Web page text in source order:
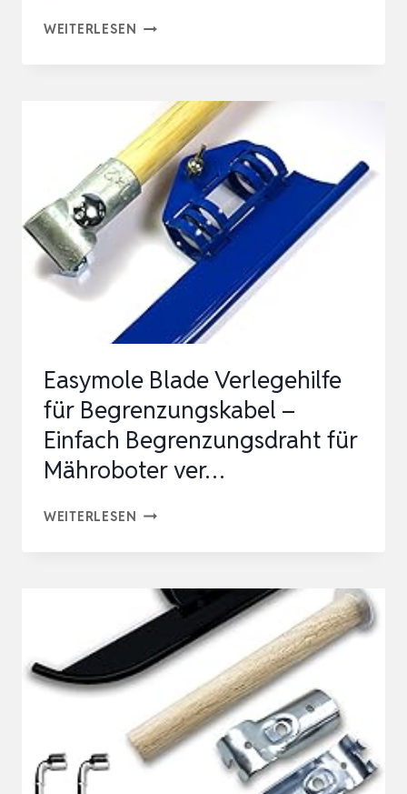
WEITERLESEN SENENQU
ERDNÄGEL
MÄHROBOTER
ERDNÄGEL
FÜR
MÄHROBOTER
KUNSTSTOFF
ERDANKER
KABEL
MÄH…
Easymole Blade Verlegehilfe
für Begrenzungskabel –
Einfach Begrenzungsdraht für
Mähroboter ver…
WEITERLESEN EASYMOLE
FÜR
BEGRENZUNGSKABEL
EINFACH
BEGRENZUNGSDRAHT
FÜR
MÄHROBOTER